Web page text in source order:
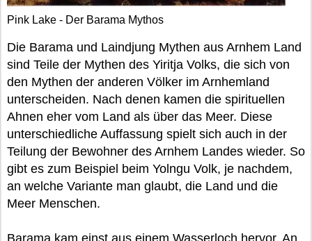
Pink Lake - Der Barama Mythos
Die Barama und Laindjung Mythen aus Arnhem Land
sind Teile der Mythen des Yiritja Volks, die sich von
den Mythen der anderen Völker im Arnhemland
unterscheiden. Nach denen kamen die spirituellen
Ahnen eher vom Land als über das Meer. Diese
unterschiedliche Auffassung spielt sich auch in der
Teilung der Bewohner des Arnhem Landes wieder. So
gibt es zum Beispiel beim Yolngu Volk, je nachdem,
an welche Variante man glaubt, die Land und die
Meer Menschen.
Barama kam einst aus einem Wasserloch hervor. An